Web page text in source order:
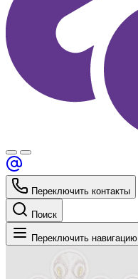
Переключить контакты
Поиск
Переключить навигацию